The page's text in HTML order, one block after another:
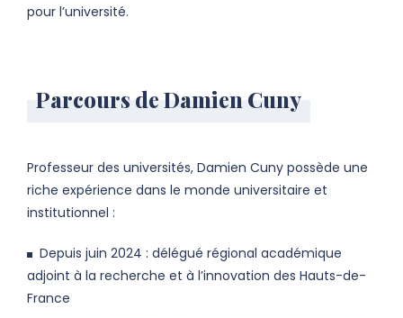
pour l’université.
Parcours de Damien Cuny
Professeur des universités, Damien Cuny possède une
riche expérience dans le monde universitaire et
institutionnel :
Depuis juin 2024 : délégué régional académique
adjoint à la recherche et à l’innovation des Hauts-de-
France